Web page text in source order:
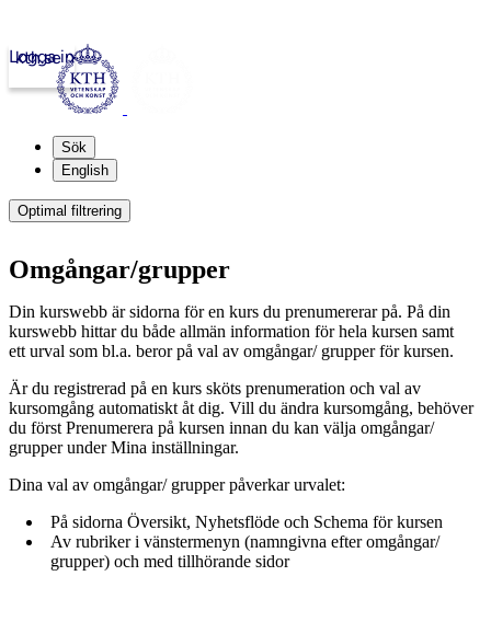
kth.se
Logga in
Sök
English
Optimal filtrering
Omgångar/grupper
Din kurswebb är sidorna för en kurs du prenumererar på. På din
kurswebb hittar du både allmän information för hela kursen samt
ett urval som bl.a. beror på val av omgångar/ grupper för kursen.
Är du registrerad på en kurs sköts prenumeration och val av
kursomgång automatiskt åt dig. Vill du ändra kursomgång, behöver
du först Prenumerera på kursen innan du kan välja omgångar/
grupper under Mina inställningar.
Dina val av omgångar/ grupper påverkar urvalet:
På sidorna Översikt, Nyhetsflöde och Schema för kursen
Av rubriker i vänstermenyn (namngivna efter omgångar/
grupper) och med tillhörande sidor